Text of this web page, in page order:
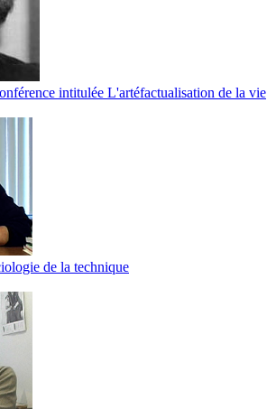
intitulée L'artéfactualisation de la vie
de la technique